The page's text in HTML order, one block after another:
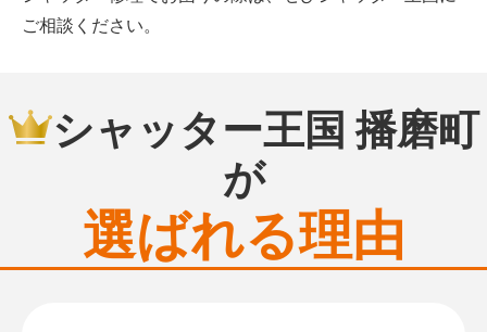
ご相談ください。
シャッター王国 播磨町
が
選ばれる理由